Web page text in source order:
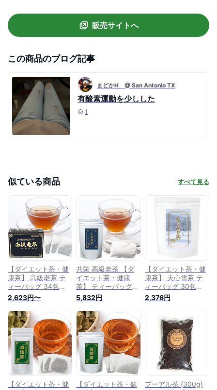
販売サイトへ
この商品のブログ記事
まどかH @ San Antonio TX
有酸素運動を少しした
1
似ている商品 すべて見る
【ダイエット茶・健
康茶】 高級老茶 テ
ィーバッグ 34包
(170g) 中国茶 後発
酵茶 プーアール茶
プアール茶 高級茶
ウェイトコントロー
ル 健康茶 お茶 老茶
(ロウチャ)
2,623円〜
共栄 高級老茶 【ダ
イエット茶・健康
茶】 ティーバッグ
お徳用 大袋 68包
(340g) 中国茶 後発
酵茶 黒茶 プーアー
ル茶 プアール茶 高
級茶 ウェイトコント
ロール 健康茶 お茶
老茶 (ロウチャ)
5,832円
【ダイエット茶・健
康茶】 天心雪茶 テ
ィーバッグ 30包
(120g) 中国茶 後発
酵茶 雪茶 ミネラル
ロール 健康茶 お茶
老茶 (ロウチャ)
2,376円
【ダイエット茶・健
【ダイエット茶・健
プーアル茶 (300g)